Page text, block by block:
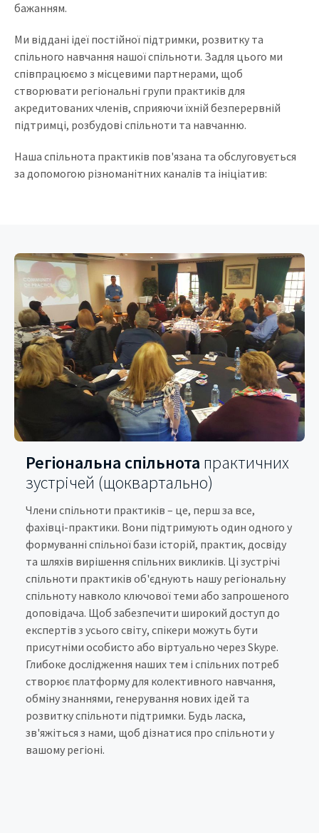
бажанням.
Ми віддані ідеї постійної підтримки, розвитку та
спільного навчання нашої спільноти. Задля цього ми
співпрацюємо з місцевими партнерами, щоб
створювати регіональні групи практиків для
акредитованих членів, сприяючи їхній безперервній
підтримці, розбудові спільноти та навчанню.
Наша спільнота практиків пов'язана та обслуговується
за допомогою різноманітних каналів та ініціатив:
Регіональна спільнота практичних
зустрічей (щоквартально)
Члени спільноти практиків – це, перш за все,
фахівці-практики. Вони підтримують один одного у
формуванні спільної бази історій, практик, досвіду
та шляхів вирішення спільних викликів. Ці зустрічі
спільноти практиків об'єднують нашу регіональну
спільноту навколо ключової теми або запрошеного
доповідача. Щоб забезпечити широкий доступ до
експертів з усього світу, спікери можуть бути
присутніми особисто або віртуально через Skype.
Глибоке дослідження наших тем і спільних потреб
створює платформу для колективного навчання,
обміну знаннями, генерування нових ідей та
розвитку спільноти підтримки. Будь ласка,
зв'яжіться з нами, щоб дізнатися про спільноти у
вашому регіоні.